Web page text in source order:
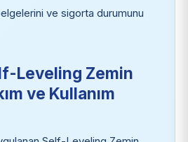
ve sigorta durumunu
Leveling Zemin
ve Kullanım